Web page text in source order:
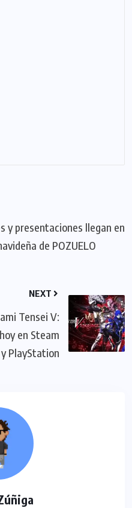
y presentaciones llegan en
de POZUELO
NEXT
Tensei V:
en Steam
y PlayStation